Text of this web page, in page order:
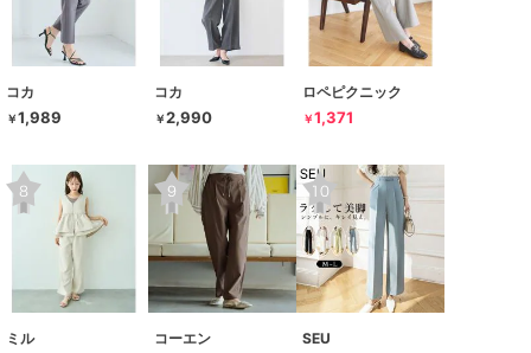
コカ
￥1,989
コカ
￥2,990
ロペピクニック
￥1,371
ミル コーエン SEU